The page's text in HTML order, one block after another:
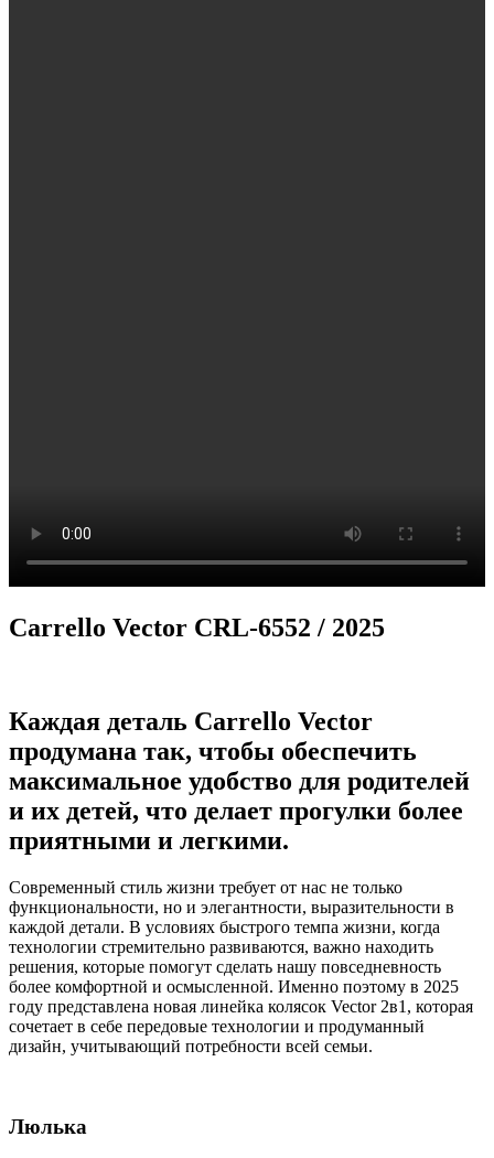
Carrello Vector CRL-6552 / 2025
Каждая деталь Carrello Vector
продумана так, чтобы обеспечить
максимальное удобство для родителей
и их детей, что делает прогулки более
приятными и легкими.
Современный стиль жизни требует от нас не только
функциональности, но и элегантности, выразительности в
каждой детали. В условиях быстрого темпа жизни, когда
технологии стремительно развиваются, важно находить
решения, которые помогут сделать нашу повседневность
более комфортной и осмысленной. Именно поэтому в 2025
году представлена новая линейка колясок Vector 2в1, которая
сочетает в себе передовые технологии и продуманный
дизайн, учитывающий потребности всей семьи.
Люлька